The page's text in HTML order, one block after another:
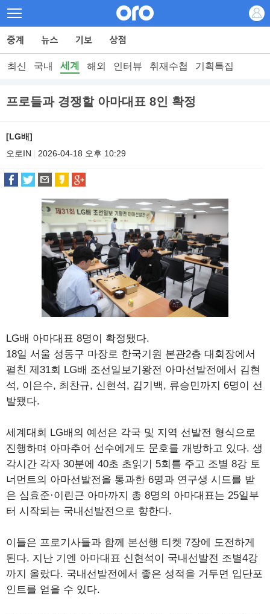
최신 국내 세계 해외 인터뷰 취재수첩 기획특집
프로들과 경쟁할 아마대표 8인 확정
[LG배]
오로IN
2026-04-18 오후 10:29
LG배 아마대표 8명이 확정됐다.
18일 서울 성동구 마장로 한국기원 본관2층 대회장에서
펼친 제31회 LG배 조선일보기왕전 아마선발전에서 김현
석, 이은수, 최찬규, 신현석, 김기백, 류승민까지 6명이 선
발됐다.
세계대회 LG배의 예선은 각국 및 지역 선발전 형식으로
진행하며 아마추어 선수에게도 문호를 개방하고 있다. 생
각시간 각자 30분에 40초 초읽기 5회를 주고 조별 8강 토
너먼트의 아마선발전을 통과한 6명과 연구생 시드를 받
은 심효준·이린근 아마까지 총 8명의 아마대표는 25일부
터 시작되는 국내선발전으로 향한다.
이들은 프로기사들과 함께 본선행 티켓 7장에 도전하게
된다. 지난 기엔 아마대표 신현석이 국내선발전 조별4강
까지 올랐다. 국내선발전에서 좋은 성적을 거두면 입단포
인트를 얻을 수 있다.